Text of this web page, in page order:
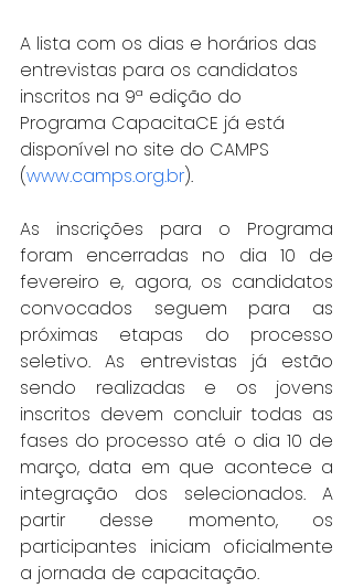
A lista com os dias e horários das
entrevistas para os candidatos
inscritos na 9ª edição do
Programa CapacitaCE já está
disponível no site do CAMPS
(www.camps.org.br).
As inscrições para o Programa
foram encerradas no dia 10 de
fevereiro e, agora, os candidatos
convocados seguem para as
próximas etapas do processo
seletivo. As entrevistas já estão
sendo realizadas e os jovens
inscritos devem concluir todas as
fases do processo até o dia 10 de
março, data em que acontece a
integração dos selecionados. A
partir desse momento, os
participantes iniciam oficialmente
a jornada de capacitação.